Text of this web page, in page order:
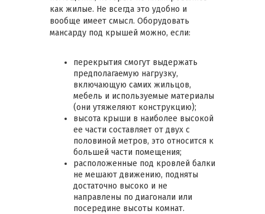
как жилые. Не всегда это удобно и
вообще имеет смысл. Оборудовать
мансарду под крышей можно, если:
перекрытия смогут выдержать
предполагаемую нагрузку,
включающую самих жильцов,
мебель и используемые материалы
(они утяжеляют конструкцию);
высота крыши в наиболее высокой
ее части составляет от двух с
половиной метров, это относится к
большей части помещения;
расположенные под кровлей балки
не мешают движению, подняты
достаточно высоко и не
направлены по диагонали или
посередине высоты комнат.